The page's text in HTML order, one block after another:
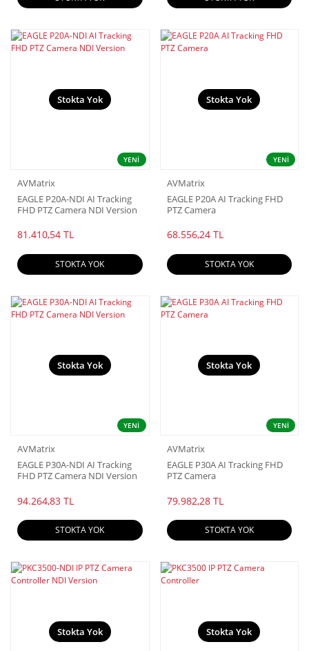
YENİ
Stokta Yok
AVMatrix
EAGLE P20A-NDI AI Tracking
FHD PTZ Camera NDI Version
81.410,54 TL
STOKTA YOK
YENİ
Stokta Yok
AVMatrix
EAGLE P20A AI Tracking FHD
PTZ Camera
68.556,24 TL
STOKTA YOK
YENİ
Stokta Yok
AVMatrix
EAGLE P30A-NDI AI Tracking
FHD PTZ Camera NDI Version
94.264,83 TL
STOKTA YOK
YENİ
Stokta Yok
AVMatrix
EAGLE P30A AI Tracking FHD
PTZ Camera
79.982,28 TL
STOKTA YOK
Stokta Yok Stokta Yok